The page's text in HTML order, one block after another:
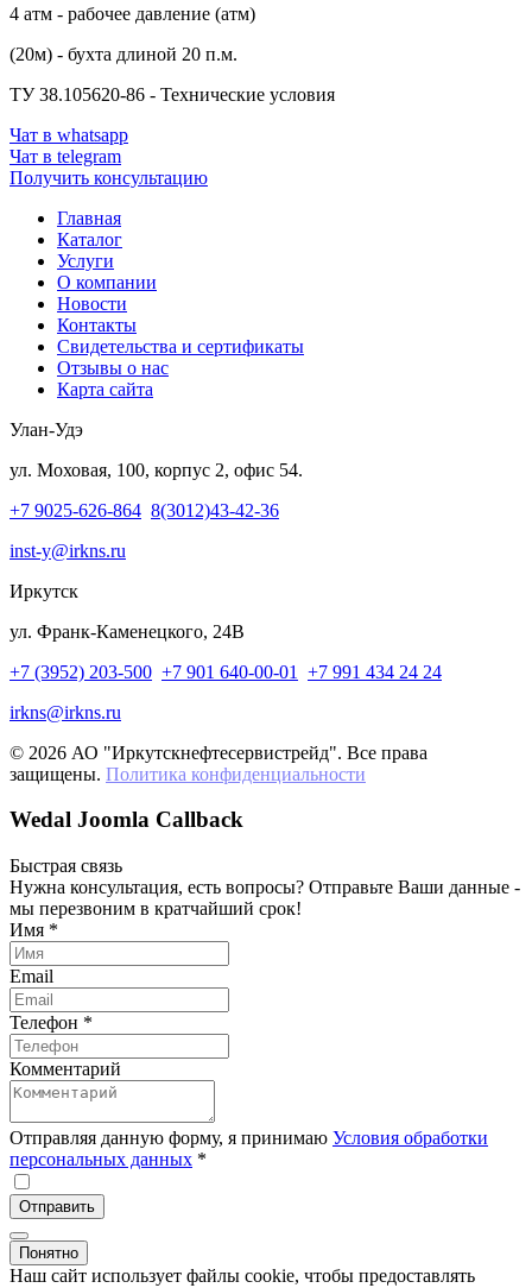
4 атм - рабочее давление (атм)
(20м) - бухта длиной 20 п.м.
ТУ 38.105620-86 - Технические условия
Чат в whatsapp
Чат в telegram
Получить консультацию
Главная
Каталог
Услуги
О компании
Новости
Контакты
Свидетельства и сертификаты
Отзывы о нас
Карта сайта
Улан-Удэ
ул. Моховая, 100, корпус 2, офис 54.
+7 9025-626-864 8(3012)43-42-36
inst-y@irkns.ru
Иркутск
ул. Франк-Каменецкого, 24В
+7 (3952) 203-500 +7 901 640-00-01
+7 991 434 24 24
irkns@irkns.ru
© 2026 АО "Иркутскнефтесервистрейд". Все права
защищены. Политика конфиденциальности
Wedal Joomla Callback
Быстрая связь
Нужна консультация, есть вопросы? Отправьте Ваши данные -
мы перезвоним в кратчайший срок!
Имя *
Email
Телефон *
Комментарий
Отправляя данную форму, я принимаю Условия обработки
персональных данных *
Отправить
Понятно
Наш сайт использует файлы cookie, чтобы предоставлять